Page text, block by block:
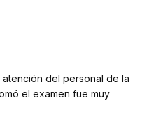
del personal de la
el examen fue muy